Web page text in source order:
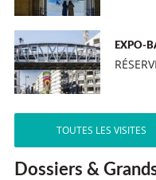
EXPO-
TOUTES LES VISITES
Dossiers &